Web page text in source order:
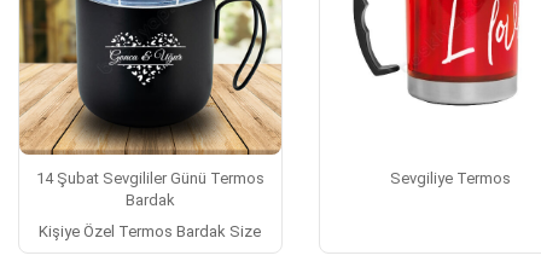
14 Şubat Sevgililer Günü Termos
Bardak
Kişiye Özel Termos Bardak Size
Sevgiliye Termos